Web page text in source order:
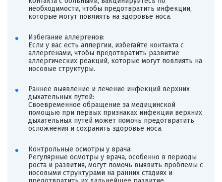
необходимости, чтобы предотвратить инфекции,
которые могут повлиять на здоровье носа.
Избегание аллергенов:
Если у вас есть аллергии, избегайте контакта с
аллергенами, чтобы предотвратить развитие
аллергических реакций, которые могут повлиять на
носовые структуры.
Раннее выявление и лечение инфекций верхних
дыхательных путей:
Своевременное обращение за медицинской
помощью при первых признаках инфекции верхних
дыхательных путей может помочь предотвратить
осложнения и сохранить здоровье носа.
Контрольные осмотры у врача:
Регулярные осмотры у врача, особенно в периоды
роста и развития, могут помочь выявить проблемы с
носовыми структурами на ранних стадиях и